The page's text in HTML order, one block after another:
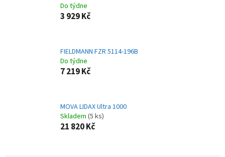
Do týdne
3 929 Kč
FIELDMANN FZR 5114-196B
Do týdne
7 219 Kč
MOVA LIDAX Ultra 1000
Skladem (5 ks)
21 820 Kč